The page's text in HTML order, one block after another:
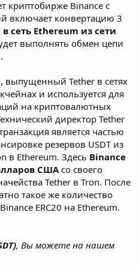
криптобирже Binance с
включает конвертацию 3
в сеть Ethereum из сети
выполнять обмен цепи
выпущенный Tether в сетях
и используется для
на криптовалютных
директор Tether
является частью
резервов USDT из
в Ethereum. Здесь Binance
СШАсо своего
Tether в Tron. После
такое же количество
ERC20 на Ethereum.
, Вы можете на нашем